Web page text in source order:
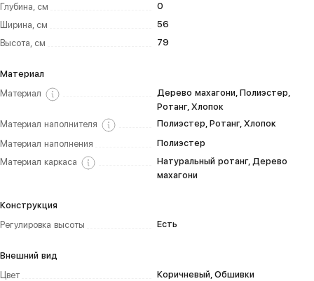
Глубина, см
0
Ширина, см
56
Высота, см
79
Материал
Материал
Дерево махагони, Полиэстер,
Ротанг, Хлопок
Материал наполнителя
Полиэстер, Ротанг, Хлопок
Материал наполнения
Полиэстер
Материал каркаса
Натуральный ротанг, Дерево
махагони
Конструкция
Регулировка высоты
Есть
Внешний вид
Цвет
Коричневый, Обшивки